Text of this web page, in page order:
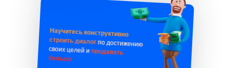
Научитесь конструктивно
строить диалогпо достижению
своих целей и продавать
больше